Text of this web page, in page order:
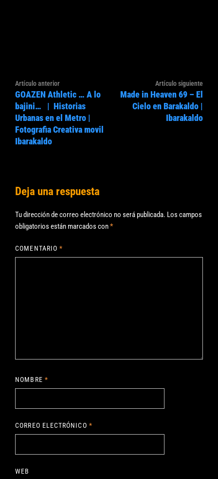
Navegación
de
entradas
Artículo anteriorArtículo
anterior:
GOAZEN Athletic … A lo
bajini… | Historias
Urbanas en el Metro |
Fotografia Creativa movil
Ibarakaldo
Artículo siguiente
Made in Heaven 69 – El
Cielo en Barakaldo |
Ibarakaldo
Deja una respuesta
Tu dirección de correo electrónico no será publicada. Los campos
obligatorios están marcados con*
COMENTARIO*
NOMBRE *
CORREO ELECTRÓNICO *
WEB